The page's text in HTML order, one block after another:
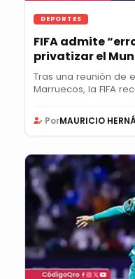
DEPORTES
FIFA admite
privatizar el
Tras una reunión de
Marruecos, la FIFA
PorMAURICIO